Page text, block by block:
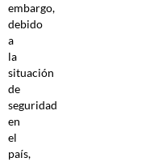
embargo,
debido
a
la
situación
de
seguridad
en
el
país,